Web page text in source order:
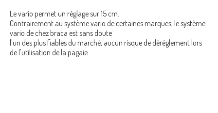
Le vario permet un réglage sur 15 cm.
Contrairement au système vario de certaines marques, le système
vario de chez braca est sans doute
l'un des plus fiables du marché, aucun risque de dérèglement lors
de l'utilisation de la pagaie.